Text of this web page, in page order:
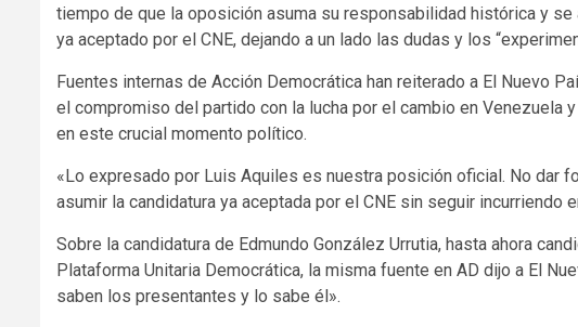
tiempo de que la oposición asuma su responsabilidad histórica y
ya aceptado por el CNE, dejando a un lado las dudas y los
Fuentes internas de Acción Democrática han reiterado a El Nuevo
el compromiso del partido con la lucha por el cambio en Venezuela
en este crucial momento político.
«Lo expresado por Luis Aquiles es nuestra posición oficial. No dar
asumir la candidatura ya aceptada por el CNE sin seguir incurriendo
Sobre la candidatura de Edmundo González Urrutia, hasta ahora
Plataforma Unitaria Democrática, la misma fuente en AD dijo a El
saben los presentantes y lo sabe él».